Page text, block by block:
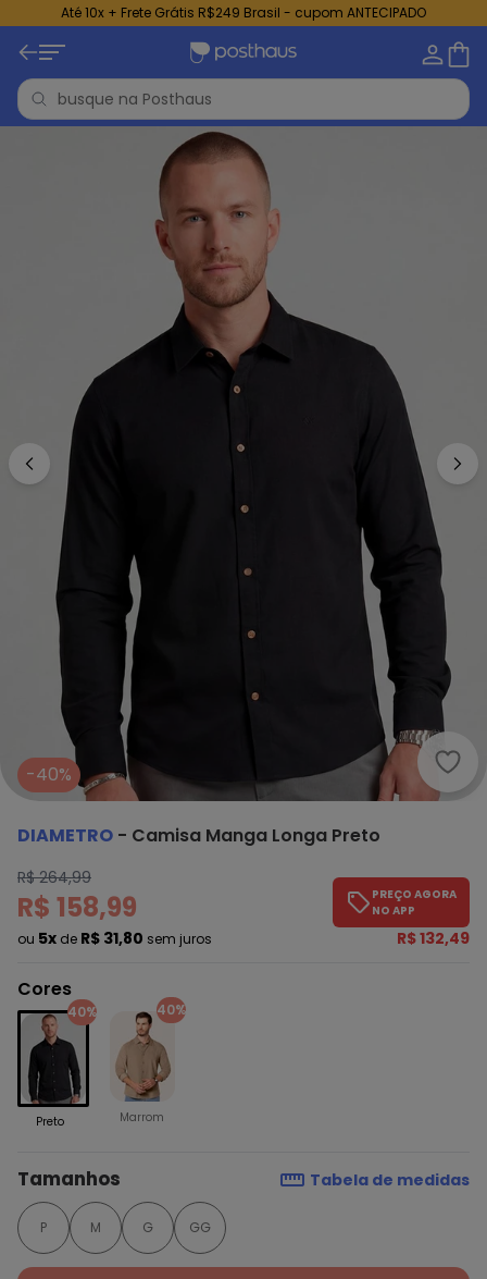
Até 10x + Frete Grátis R$249 Brasil - cupom ANTECIPADO
-40%
DIAMETRO - Camisa Manga Longa Preto
R$ 264,99
R$ 158,99
ou 5x de R$ 31,80 sem juros
PREÇO AGORA
NO APP
R$ 132,49
Cores
40%
Preto
40%
Marrom
Tamanhos Tabela de medidas
P M G GG